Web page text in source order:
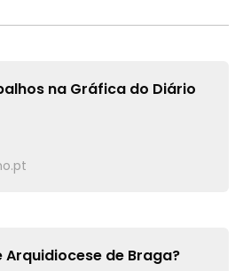
na Gráfica do Diário
Arquidiocese de Braga?